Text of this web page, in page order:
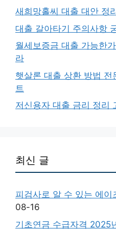
새희망홀씨 대출 대안 정
대출 갈아타기 주의사항
월세보증금 대출 가능한
라
햇살론 대출 상환 방법 전
트
저신용자 대출 금리 정리
최신 글
피검사로 알 수 있는 에이
08-16
기초연금 수급자격 2025